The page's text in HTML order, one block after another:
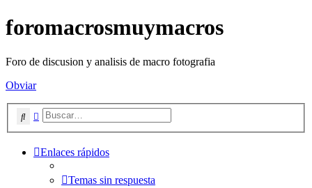
foromacrosmuymacros
Foro de discusion y analisis de macro fotografia
Obviar
BuscarBúsqueda avanzada
Enlaces rápidos
Temas sin respuesta